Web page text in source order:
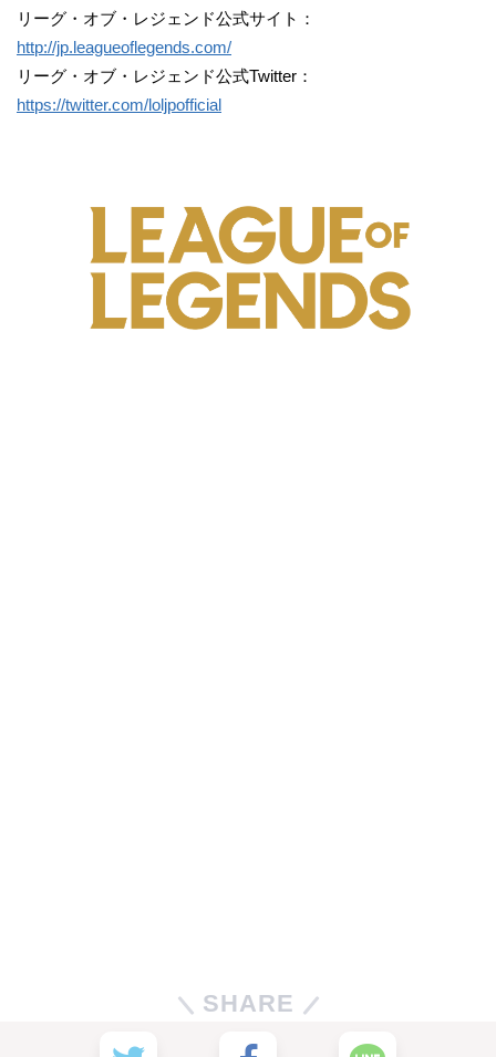
リーグ・オブ・レジェンド公式サイト：
http://jp.leagueoflegends.com/
リーグ・オブ・レジェンド公式Twitter：
https://twitter.com/loljpofficial
SHARE